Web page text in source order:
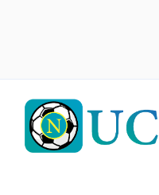
contenuto